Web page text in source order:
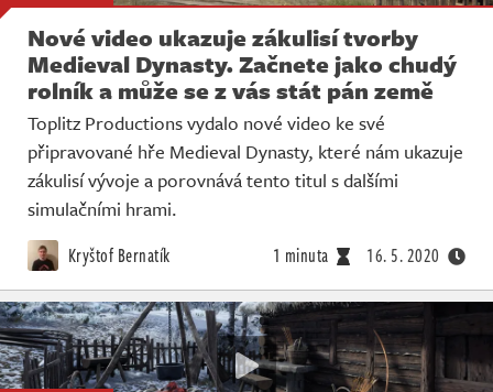
Nové video ukazuje zákulisí tvorby
Medieval Dynasty. Začnete jako chudý
rolník a může se z vás stát pán země
Toplitz Productions vydalo nové video ke své
připravované hře Medieval Dynasty, které nám ukazuje
zákulisí vývoje a porovnává tento titul s dalšími
simulačními hrami.
Kryštof Bernatík 1 minuta 16. 5. 2020